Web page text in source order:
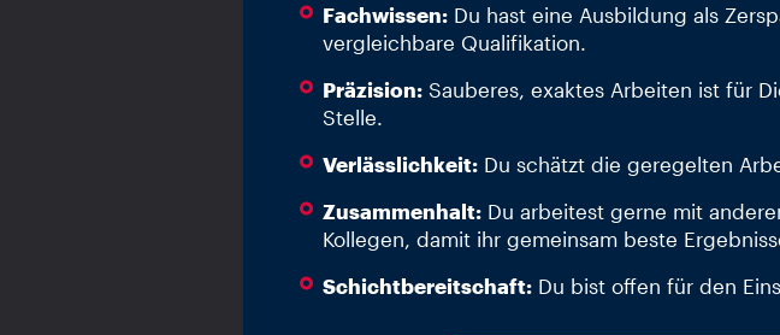
Fachwissen: Du hast eine Ausbildung als
vergleichbare Qualifikation.
Präzision: Sauberes, exaktes Arbeiten ist für
Stelle.
Verlässlichkeit: Du schätzt die geregelten
Zusammenhalt: Du arbeitest gerne mit
Kollegen, damit ihr gemeinsam beste
Schichtbereitschaft: Du bist offen für den